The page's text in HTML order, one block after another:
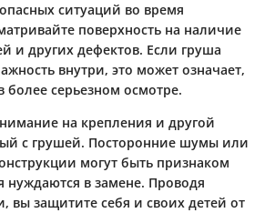
ситуаций во время
поверхность на наличие
и других дефектов. Если груша
внутри, это может означает,
более серьезном осмотре.
на крепления и другой
с грушей. Посторонние шумы или
могут быть признаком
нуждаются в замене. Проводя
вы защитите себя и своих детей от